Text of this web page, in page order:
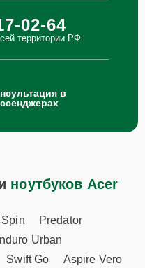
02-64
территории РФ
в
ноутбуков Acer
Spin
Predator
Urban
Swift Go Aspire Vero